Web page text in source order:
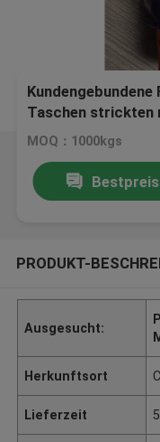
Taschen strickten
Zugschnur oben
MOQ：1000kgs
Bestpreis
PRODUKT-
Ausgesucht:
Herkunftsort
Lieferzeit